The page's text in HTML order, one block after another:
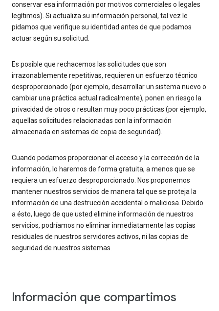
conservar esa información por motivos comerciales o legales
legítimos). Si actualiza su información personal, tal vez le
pidamos que verifique su identidad antes de que podamos
actuar según su solicitud.
Es posible que rechacemos las solicitudes que son
irrazonablemente repetitivas, requieren un esfuerzo técnico
desproporcionado (por ejemplo, desarrollar un sistema nuevo o
cambiar una práctica actual radicalmente), ponen en riesgo la
privacidad de otros o resultan muy poco prácticas (por ejemplo,
aquellas solicitudes relacionadas con la información
almacenada en sistemas de copia de seguridad).
Cuando podamos proporcionar el acceso y la corrección de la
información, lo haremos de forma gratuita, a menos que se
requiera un esfuerzo desproporcionado. Nos proponemos
mantener nuestros servicios de manera tal que se proteja la
información de una destrucción accidental o maliciosa. Debido
a ésto, luego de que usted elimine información de nuestros
servicios, podríamos no eliminar inmediatamente las copias
residuales de nuestros servidores activos, ni las copias de
seguridad de nuestros sistemas.
Información que compartimos